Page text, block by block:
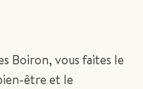
Boiron, vous faites le
être et le